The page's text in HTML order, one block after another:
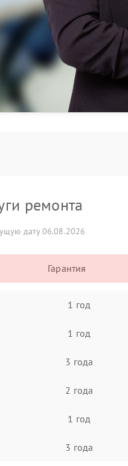
ремонта
дату 06.08.2026
Гарантия
1 год
1 год
3 года
2 года
1 год
3 года